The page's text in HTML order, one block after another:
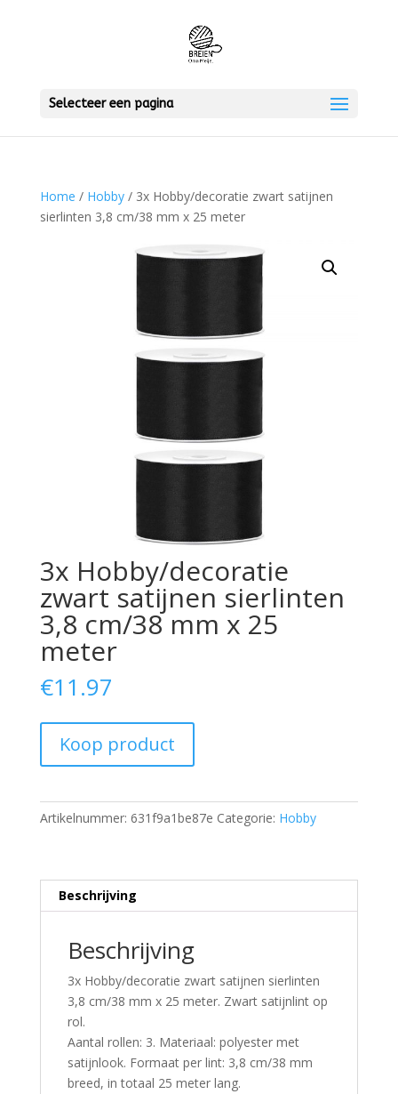
Selecteer een pagina
Home / Hobby/ 3x Hobby/decoratie zwart satijnen
sierlinten 3,8 cm/38 mm x 25 meter
3x Hobby/decoratie
zwart satijnen sierlinten
3,8 cm/38 mm x 25
meter
€11.97
Koop product
Artikelnummer: 631f9a1be87e Categorie: Hobby
Beschrijving
Beschrijving
3x Hobby/decoratie zwart satijnen sierlinten
3,8 cm/38 mm x 25 meter. Zwart satijnlint op
rol.
Aantal rollen: 3. Materiaal: polyester met
satijnlook. Formaat per lint: 3,8 cm/38 mm
breed, in totaal 25 meter lang.